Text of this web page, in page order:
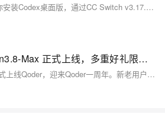
2026最新教程：手把手教你安装Codex桌面版，通过CC Switch v3.17.0一键接入Fenno等国产API（兼容OpenAI Responses格式），跳过账号登录，完整启用代码审查、多步任务与上下文感知功能。零基础友好，全程图文实操。（239字）
Qoder 一周年 × Qwen3.8-Max 正式上线，多重好礼限时领
8月3日，Qwen3.8-Max 正式上线Qoder，迎来Qoder一周年。新老用户可领800次免费调用，下单再赠2000次；夜间（22:00–08:00）调用5折；邀请好友双方得积分与调用额度。